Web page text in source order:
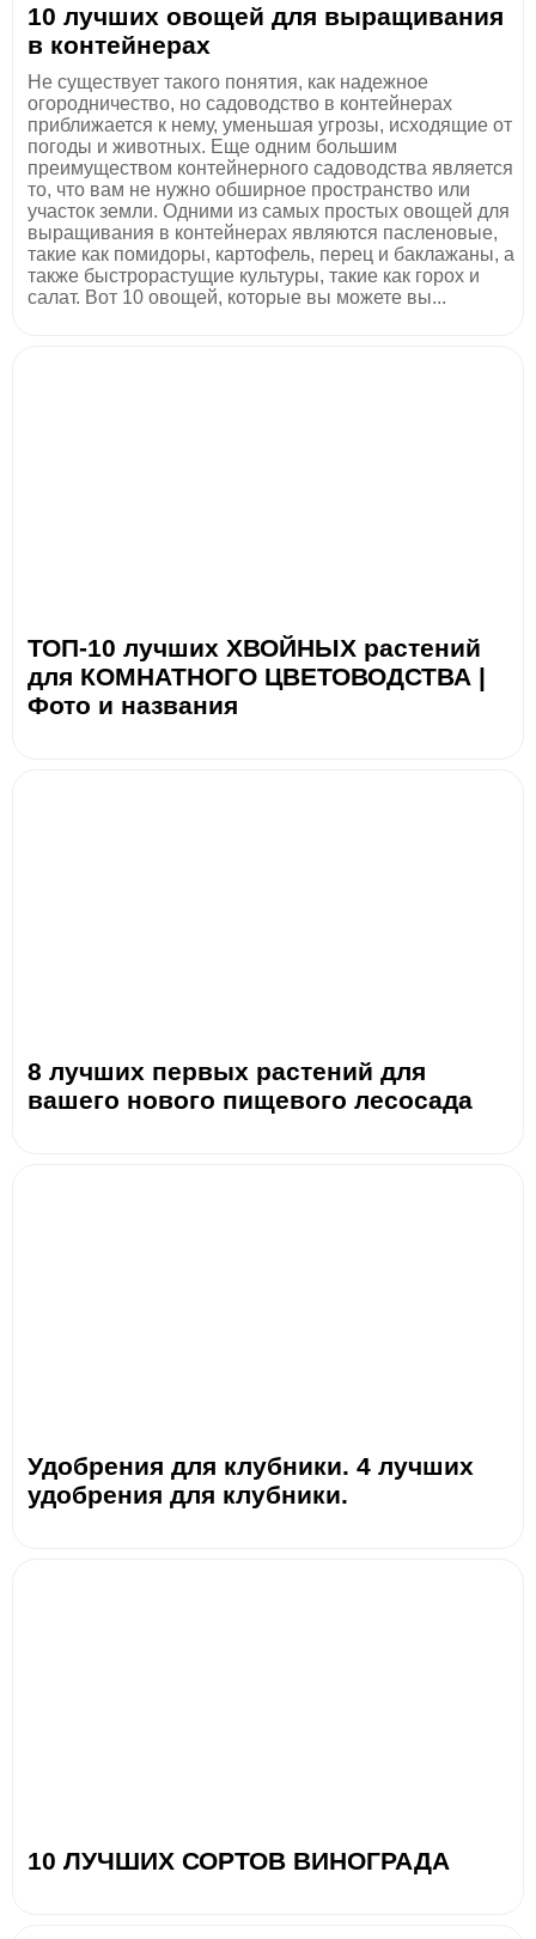
10 лучших овощей для выращивания
в контейнерах
Не существует такого понятия, как надежное
огородничество, но садоводство в контейнерах
приближается к нему, уменьшая угрозы, исходящие от
погоды и животных. Еще одним большим
преимуществом контейнерного садоводства является
то, что вам не нужно обширное пространство или
участок земли. Одними из самых простых овощей для
выращивания в контейнерах являются пасленовые,
такие как помидоры, картофель, перец и баклажаны, а
также быстрорастущие культуры, такие как горох и
салат. Вот 10 овощей, которые вы можете вы...
ТОП-10 лучших ХВОЙНЫХ растений
для КОМНАТНОГО ЦВЕТОВОДСТВА |
Фото и названия
8 лучших первых растений для
вашего нового пищевого лесосада
Удобрения для клубники. 4 лучших
удобрения для клубники.
10 ЛУЧШИХ СОРТОВ ВИНОГРАДА